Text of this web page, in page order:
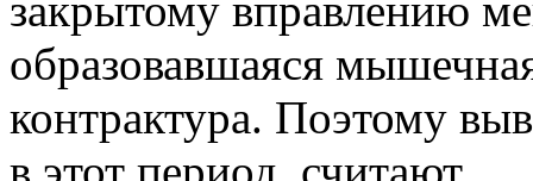
образовавшаяся
контрактура. Поэтому
в этот период, считают